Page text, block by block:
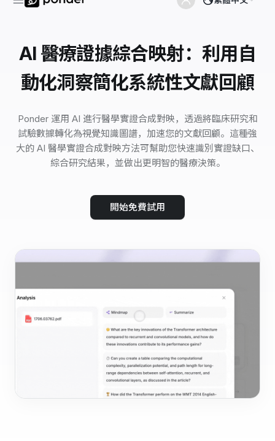
AI 醫療證據綜合映射：利用自
動化洞察簡化系統性文獻回顧
Ponder 運用 AI 進行醫學實證合成對映，透過將臨床研究和
試驗數據轉化為視覺知識圖譜，加速您的文獻回顧。這種強
大的 AI 醫學實證合成對映方法可幫助您快速識別實證缺口、
綜合研究結果，並做出更明智的醫療決策。
開始免費試用